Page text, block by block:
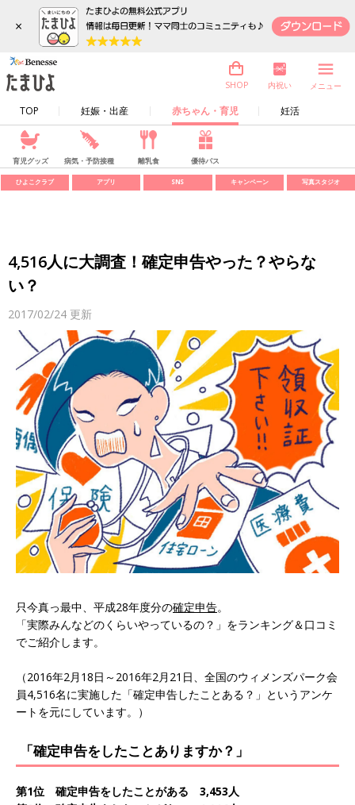
×
TOP 妊娠・出産 赤ちゃん・育児 妊活
SHOP 内祝い メニュー
育児グッズ 病気・予防接種 離乳食 優待パス
ひよこクラブ アプリ SNS キャンペーン 写真スタジオ
4,516人に大調査！確定申告やった？やらな
い？
2017/02/24 更新
只今真っ最中、平成28年度分の確定申告。
「実際みんなどのくらいやっているの？」をランキング＆口コミ
でご紹介します。
（2016年2月18日～2016年2月21日、全国のウィメンズパーク会
員4,516名に実施した「確定申告したことある？」というアンケ
ートを元にしています。）
「確定申告をしたことありますか？」
第1位 確定申告をしたことがある 3,453人